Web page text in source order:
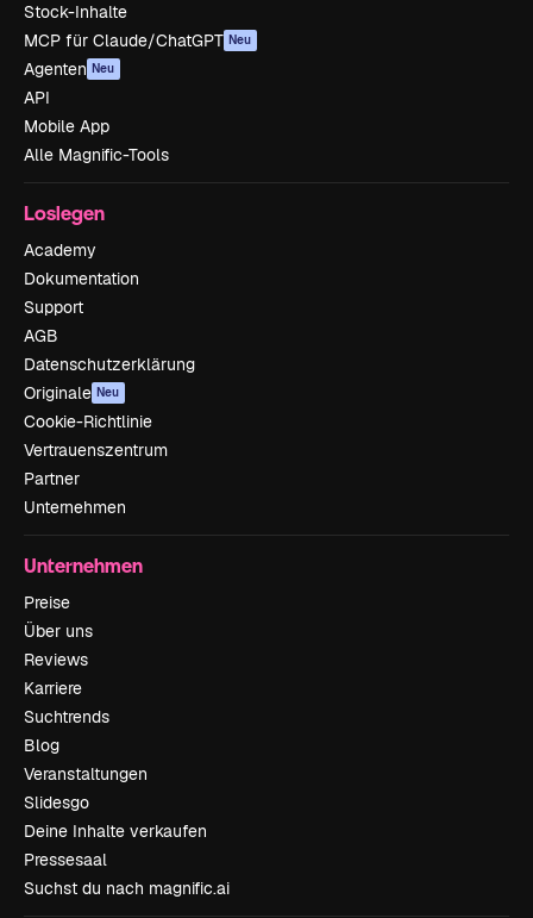
Stock-Inhalte
MCP für Claude/ChatGPT Neu
Agenten Neu
API
Mobile App
Alle Magnific-Tools
Loslegen
Academy
Dokumentation
Support
AGB
Datenschutzerklärung
Originale Neu
Cookie-Richtlinie
Vertrauenszentrum
Partner
Unternehmen
Unternehmen
Preise
Über uns
Reviews
Karriere
Suchtrends
Blog
Veranstaltungen
Slidesgo
Deine Inhalte verkaufen
Pressesaal
Suchst du nach magnific.ai